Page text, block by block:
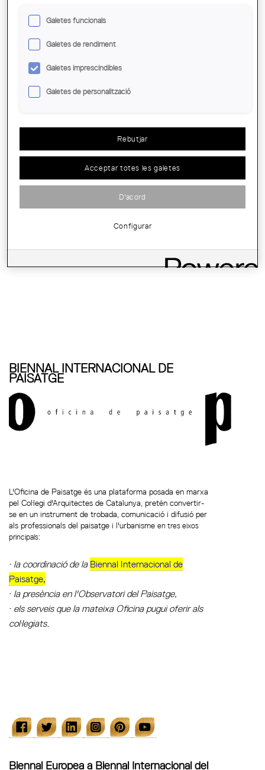
PREMI EMERGENT D’ARQUITECTURA I
BIOCONSTRUCCIÓ
EXPOSICIÓ: L'EMPREMTA DEL TEMPS.
EVOLUCIÓ DELS 15 GUANYADORS DEL...
BIENNAL INTERNACIONAL DE
PAISATGE
L'Oficina de Paisatge és una plataforma posada en marxa
pel Col·legi d'Arquitectes de Catalunya, pretén convertir-
se en un instrument de trobada, comunicació i difusió per
als professionals del paisatge i l'urbanisme en tres eixos
principals:
· la coordinació de laBiennal Internacional de
Paisatge,
· la presència en l'Observatori del Paisatge,
· els serveis que la mateixa Oficina pugui oferir als
col·legiats.
Biennal Europea a Biennal Internacional del
Galetes funcionals
Galetes de rendiment
Galetes imprescindibles
Galetes de personalització
Rebutjar
Acceptar totes les galetes
D'acord
Configurar